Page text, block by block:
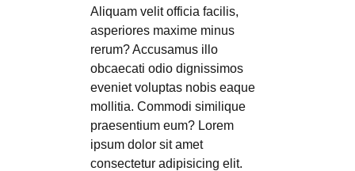
Aliquam velit officia facilis,
asperiores maxime minus
rerum? Accusamus illo
obcaecati odio dignissimos
eveniet voluptas nobis eaque
mollitia. Commodi similique
praesentium eum? Lorem
ipsum dolor sit amet
consectetur adipisicing elit.